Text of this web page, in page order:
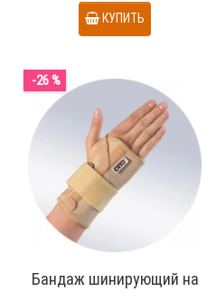
КУПИТЬ
-26 %
Бандаж шинирующий на